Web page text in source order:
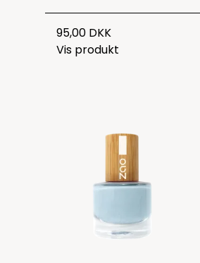
95,00 DKK
Vis produkt